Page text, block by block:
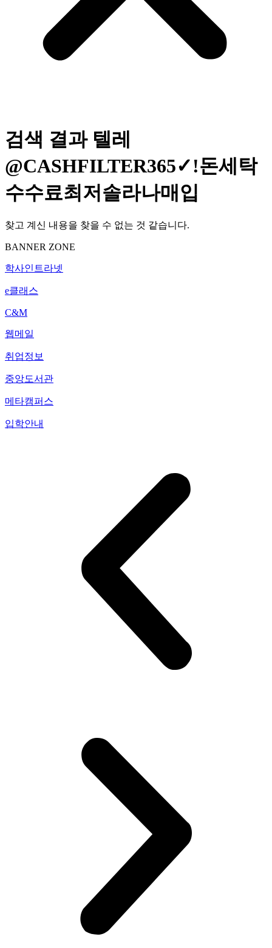
검색 결과 텔레
@CASHFILTER365✓ǃ돈세탁
수수료최저솔라나매입
찾고 계신 내용을 찾을 수 없는 것 같습니다.
BANNER ZONE
학사인트라넷
e클래스
C&M
웹메일
취업정보
중앙도서관
메타캠퍼스
입학안내